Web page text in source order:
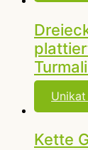
Kette